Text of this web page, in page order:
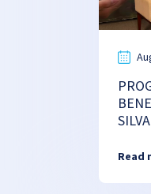
SILVA
Read